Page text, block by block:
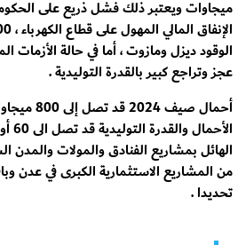
ميجاوات ويعتبر ذلك فشل ذريع على
الوقود ديزل ومازوت ، أما في حالة الأزمات
عجز وتراجع كبير بالقدرة التوليدية .
أحمال
الهائل بمشاريع الفنادق والمولات والمدن
من المشاريع الاستثمارية الكبرى في عدن
تحديدا .